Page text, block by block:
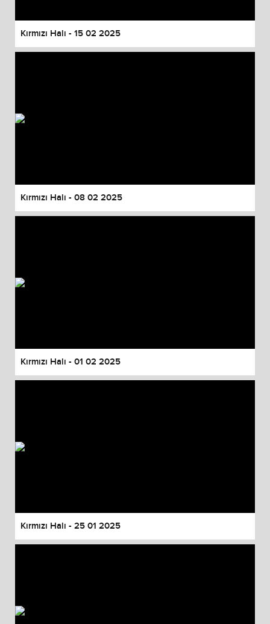
Kırmızı Halı - 15 02 2025
Kırmızı Halı - 08 02 2025
Kırmızı Halı - 01 02 2025
Kırmızı Halı - 25 01 2025